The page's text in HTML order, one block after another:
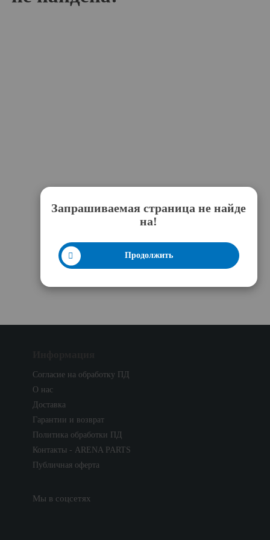
Запрашиваемая страница не найде
на!
Продолжить
Согласие на обработку ПД
О нас
Доставка
Гарантии и возврат
Политика обработки ПД
Контакты - ARENA PARTS
Публичная оферта
Мы в соцсетях